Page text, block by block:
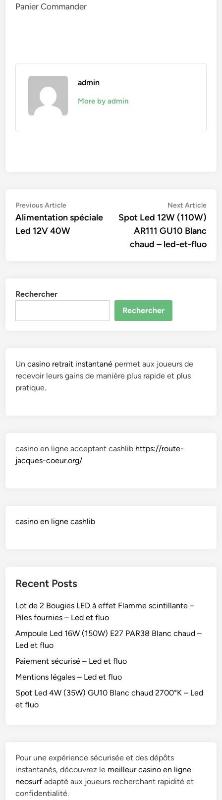
Panier Commander
admin
More by admin
Navigation
de
l’article
Previous ArticlePrevious
article:
Alimentation spéciale
Led 12V 40W
Next Article
Spot Led 12W (110W)
AR111 GU10 Blanc
chaud – led-et-fluo
Rechercher
Rechercher
Uncasino retrait instantané permet aux joueurs de
recevoir leurs gains de manière plus rapide et plus
pratique.
casino en ligne acceptant cashlib https://route-
jacques-coeur.org/
casino en ligne cashlib
Recent Posts
Lot de 2 Bougies LED à effet Flamme scintillante –
Piles fournies – Led et fluo
Ampoule Led 16W (150W) E27 PAR38 Blanc chaud –
Led et fluo
Paiement sécurisé – Led et fluo
Mentions légales – Led et fluo
Spot Led 4W (35W) GU10 Blanc chaud 2700°K – Led
et fluo
Pour une expérience sécurisée et des dépôts
instantanés, découvrez le meilleur casino en ligne
neosurf adapté aux joueurs recherchant rapidité et
confidentialité.